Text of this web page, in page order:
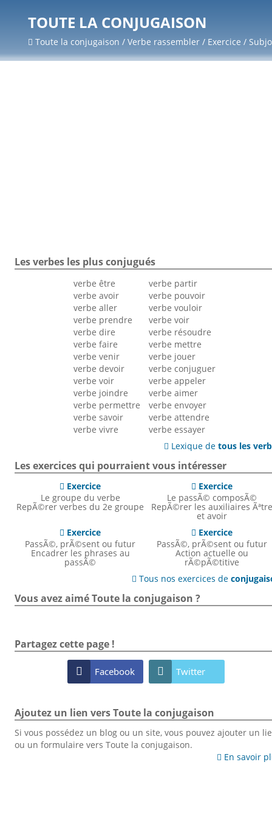
TOUTE LA CONJUGAISON
Toute la conjugaison / Verbe rassembler / Exercice /
Les verbes les plus conjugués
verbe être
verbe avoir
verbe aller
verbe prendre
verbe dire
verbe faire
verbe venir
verbe devoir
verbe voir
verbe joindre
verbe permettre
verbe savoir
verbe vivre
verbe partir
verbe pouvoir
verbe vouloir
verbe voir
verbe résoudre
verbe mettre
verbe jouer
verbe conjuguer
verbe appeler
verbe aimer
verbe envoyer
verbe attendre
verbe essayer
 Lexique detous les
Les exercices qui pourraient vous intéresser
 Exercice
Le groupe du verbe
RepÃ©rer verbes du 2e groupe
 Exercice
Le passÃ© composÃ©
RepÃ©rer les auxiliaires Ãªtre
et avoir
 Exercice
PassÃ©, prÃ©sent ou futur
Encadrer les phrases au
passÃ©
 Exercice
PassÃ©, prÃ©sent ou futur
Action actuelle ou
rÃ©pÃ©titive
 Tous nos exercices de
Vous avez aimé Toute la conjugaison ?
Partagez cette page !
 Facebook  Twitter
Ajoutez un lien vers Toute la conjugaison
Si vous possédez un blog ou un site, vous pouvez ajouter un
ou un formulaire vers Toute la conjugaison.
 En savoir